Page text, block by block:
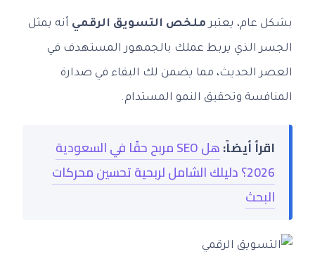
بشكل عام، يعتبرملخص التسويق الرقمي أنه يمثل
الجسر الذي يربط عملك بالجمهور المستهدف في
العصر الحديث، مما يضمن لك البقاء في صدارة
المنافسة وتحقيق النمو المستدام.
اقرأ أيضاً:
هل SEO مربح حقًا في السعودية
2026؟ دليلك الشامل لربحية تحسين محركات
البحث